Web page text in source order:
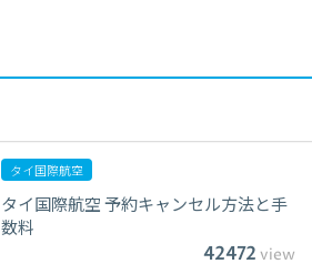
タイ国際航空
タイ国際航空 予約キャンセル方法と手
数料
42472 view